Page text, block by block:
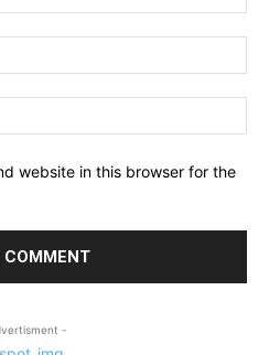
website in this browser for the
-